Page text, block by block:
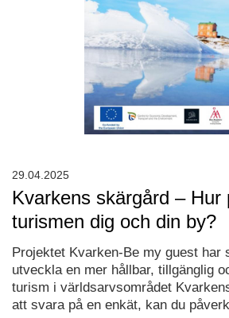
Kvarkens skärgård – Hur
turismen dig och din by?
Projektet Kvarken-Be my guest har
utveckla en mer hållbar, tillgänglig
turism i världsarvsområdet
att svara på en enkät, kan du
29.04.2025